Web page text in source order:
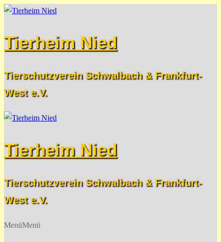
Zum
springen
Menü
Schließen
Tierheim Nied
Tierschutzverein Schwalbach & Frankfurt-
West e.V.
Tierheim Nied
Tierschutzverein Schwalbach & Frankfurt-
West e.V.
MenüMenü